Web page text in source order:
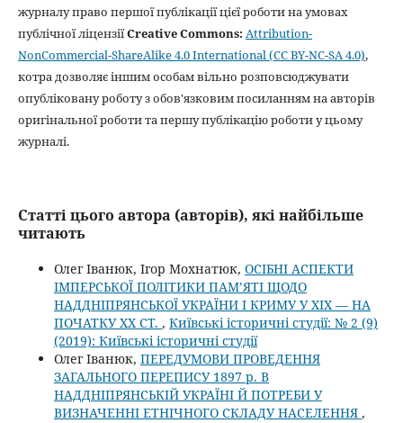
журналу право першої публікації цієї роботи на умовах
публічної ліцензіїCreative Commons: Attribution-
NonCommercial-ShareAlike 4.0 International (CC BY-NC-SA 4.0),
котра дозволяє іншим особам вільно розповсюджувати
опубліковану роботу з обов'язковим посиланням на авторів
оригінальної роботи та першу публікацію роботи у цьому
журналі.
Статті цього автора (авторів), які найбільше
читають
Олег Іванюк, Ігор Мохнатюк, ОСІБНІ АСПЕКТИ
ІМПЕРСЬКОЇ ПОЛІТИКИ ПАМ’ЯТІ ЩОДО
НАДДНІПРЯНСЬКОЇ УКРАЇНИ І КРИМУ У ХІХ — НА
ПОЧАТКУ ХХ СТ. , Київські історичні студії: № 2 (9)
(2019): Київські історичні студії
Олег Іванюк, ПЕРЕДУМОВИ ПРОВЕДЕННЯ
ЗАГАЛЬНОГО ПЕРЕПИСУ 1897 р. В
НАДДНІПРЯНСЬКІЙ УКРАЇНІ Й ПОТРЕБИ У
ВИЗНАЧЕННІ ЕТНІЧНОГО СКЛАДУ НАСЕЛЕННЯ ,